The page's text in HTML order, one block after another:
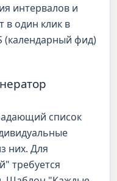
интервалов и
в один клик в
(календарный фид)
список
них. Для
требуется